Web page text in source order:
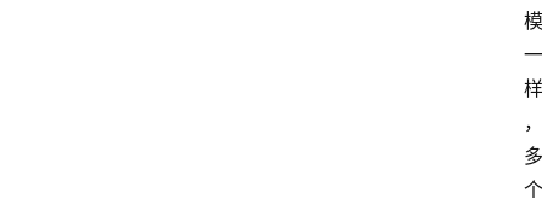
模
一
样
，
多
个